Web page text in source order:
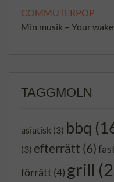
COMMUTERPOP
Min musik – Your
TAGGMOLN
asiatisk (3) bbq
(3) efterrätt (6)
förrätt (4) grill